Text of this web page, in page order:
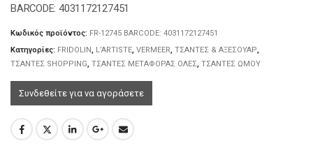
BARCODE: 4031172127451
Κωδικός προϊόντος: FR-12745 BARCODE: 4031172127451
Κατηγορίες: FRIDOLIN, L’ARTISTE, VERMEER, ΤΣΑΝΤΕΣ & ΑΞΕΣΟΥΑΡ,
ΤΣΑΝΤΕΣ SHOPPING, ΤΣΑΝΤΕΣ ΜΕΤΑΦΟΡΑΣ ΟΛΕΣ, ΤΣΑΝΤΕΣ ΩΜΟΥ
Συνδεθείτε για να αγοράσετε